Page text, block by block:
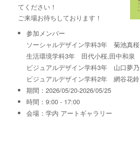
てください！
ご来場お待ちしております！
参加メンバー
ソーシャルデザイン学科3年 菊池真桜
生活環境学科3年 田代小桜,田中和泉
ビジュアルデザイン学科3年 山口夢乃
ビジュアルデザイン学科2年 網谷花鈴
期間：2026/05/20-2026/05/25
時間：9:00 - 17:00
会場：学内 アートギャラリー